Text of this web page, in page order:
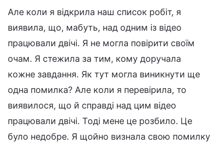
Але коли я відкрила наш список робіт, я
виявила, що, мабуть, над одним із відео
працювали двічі. Я не могла повірити своїм
очам. Я стежила за тим, кому доручала
кожне завдання. Як тут могла виникнути ще
одна помилка? Але коли я перевірила, то
виявилося, що й справді над цим відео
працювали двічі. Тоді мене це розбило. Це
було недобре. Я щойно визнала свою помилку